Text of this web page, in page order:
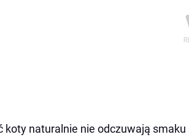
koty naturalnie nie odczuwają